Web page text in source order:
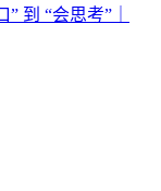
到 “会思考”｜